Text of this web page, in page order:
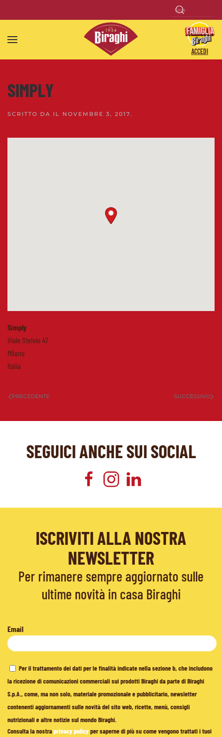
Skip to main content
ACCEDI
SIMPLY
SCRITTO DA IL NOVEMBRE 3, 2017.
Simply
Viale Stelvio 47
Milano
Italia
PRECEDENTE SUCCESSIVO
SEGUICI ANCHE SUI SOCIAL
ISCRIVITI ALLA NOSTRA
NEWSLETTER
Per rimanere sempre aggiornato sulle
ultime novità in casa Biraghi
Email
Per il trattamento dei dati per le finalità indicate nella sezione b, che includono
la ricezione di comunicazioni commerciali sui prodotti Biraghi da parte di Biraghi
S.p.A., come, ma non solo, materiale promozionale e pubblicitario, newsletter
contenenti aggiornamenti sulle novità del sito web, ricette, menù, consigli
nutrizionali e altre notizie sul mondo Biraghi.
Consulta la nostraprivacy policyper saperne di più su come vengono trattati i tuoi